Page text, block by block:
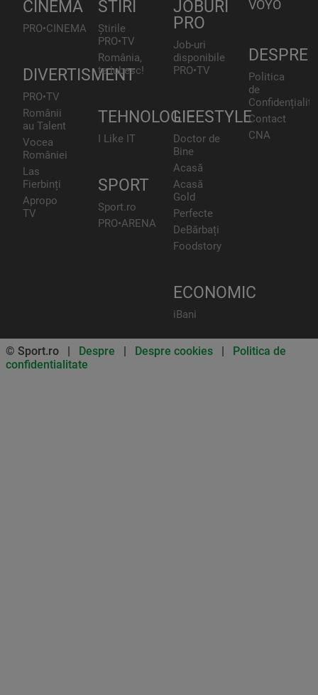
CINEMA
PRO•CINEMA
DIVERTISMENT
PRO•TV
Românii
au Talent
Vocea
României
Las
Fierbinți
Apropo
TV
STIRI
Știrile
PRO•TV
România,
te iubesc!
TEHNOLOGIE
I Like IT
SPORT
Sport.ro
PRO•ARENA
JOBURI
PRO
Job-uri
disponibile
PRO•TV
LIFESTYLE
Doctor de
Bine
Acasă
Acasă
Gold
Perfecte
DeBărbați
Foodstory
ECONOMIC
iBani
VOYO
DESPRE
Politica
de
Contact
CNA
© Sport.ro | Despre | Despre cookies | Politica de
confidentialitate